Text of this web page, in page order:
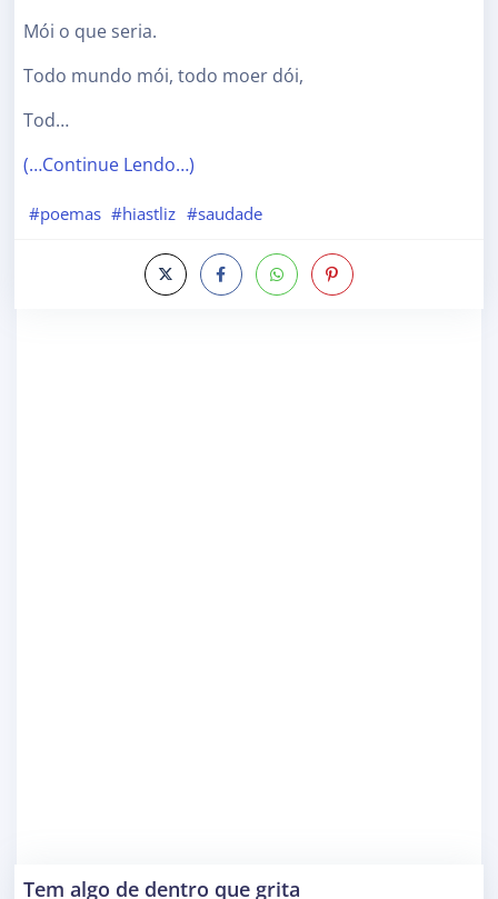
Mói o que seria.
Todo mundo mói, todo moer dói,
Tod…
(…Continue Lendo…)
#poemas #hiastliz #saudade
Tem algo de dentro que grita